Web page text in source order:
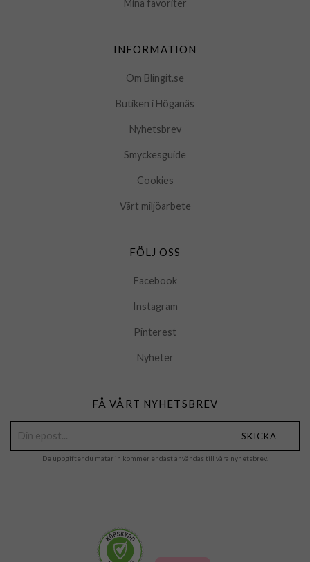
Mina favoriter
INFORMATION
Om Blingit.se
Butiken i Höganäs
Nyhetsbrev
Smyckesguide
Cookies
Vårt miljöarbete
FÖLJ OSS
Facebook
Instagram
Pinterest
Nyheter
FÅ VÅRT NYHETSBREV
SKICKA
De uppgifter du matar in kommer endast användas till våra nyhetsbrev.